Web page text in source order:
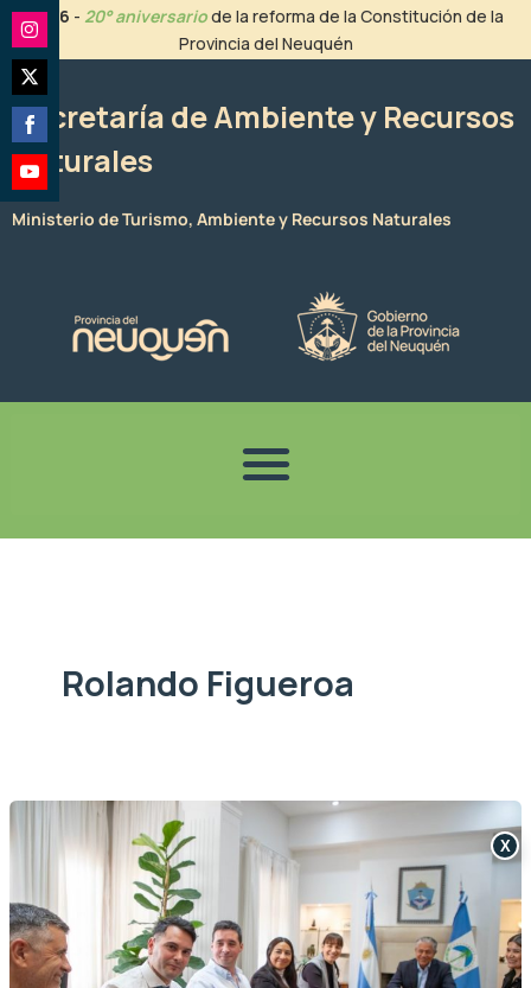
contenido
2026 - 20° aniversariode la reforma de la Constitución de la
Provincia del Neuquén
Secretaría de Ambiente y Recursos
Naturales
Ministerio de Turismo, Ambiente y Recursos Naturales
Rolando Figueroa
Share
on
Instagram
Share
on
Twitter
Share
on
Facebook
Share
on
X